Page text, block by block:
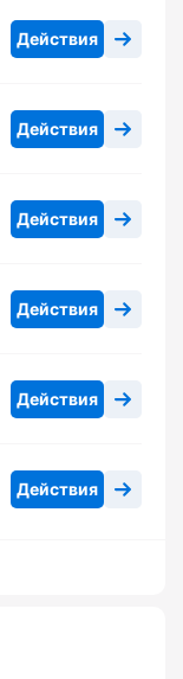
Действия
Действия
Действия
Действия
Действия
Действия